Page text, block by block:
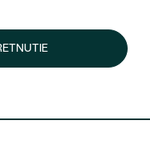
Možnosti doručenia